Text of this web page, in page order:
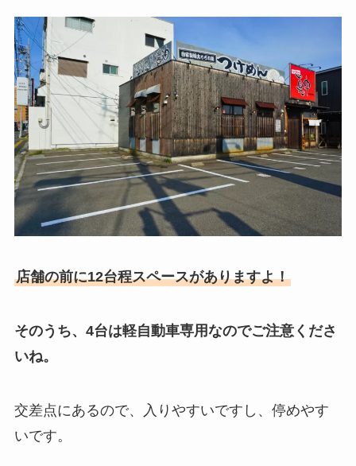
店舗の前に12台程スペースがありますよ！
そのうち、4台は軽自動車専用なのでご注意くださ
いね。
交差点にあるので、入りやすいですし、停めやす
いです。